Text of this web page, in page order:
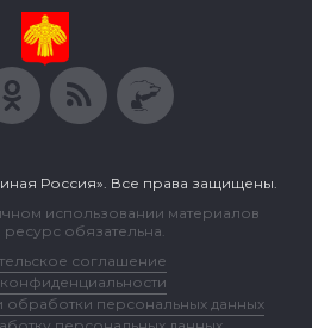
Россия». Все права защищены.
использовании материалов
ресурс обязательна.
соглашение
обработки персональных данных